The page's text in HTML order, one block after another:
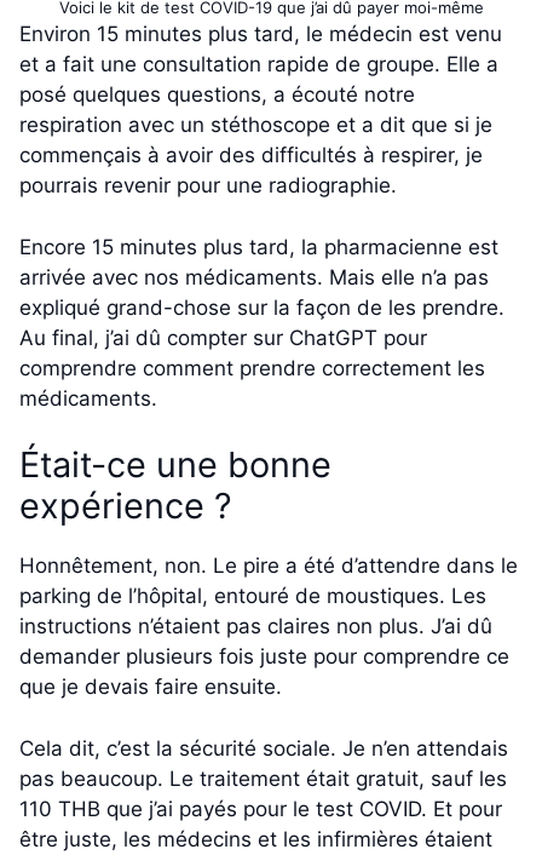
Voici le kit de test COVID-19 que j’ai dû payer moi-même
Environ 15 minutes plus tard, le médecin est venu
et a fait une consultation rapide de groupe. Elle a
posé quelques questions, a écouté notre
respiration avec un stéthoscope et a dit que si je
commençais à avoir des difficultés à respirer, je
pourrais revenir pour une radiographie.
Encore 15 minutes plus tard, la pharmacienne est
arrivée avec nos médicaments. Mais elle n’a pas
expliqué grand-chose sur la façon de les prendre.
Au final, j’ai dû compter sur ChatGPT pour
comprendre comment prendre correctement les
médicaments.
Était-ce une bonne
expérience ?
Honnêtement, non. Le pire a été d’attendre dans le
parking de l’hôpital, entouré de moustiques. Les
instructions n’étaient pas claires non plus. J’ai dû
demander plusieurs fois juste pour comprendre ce
que je devais faire ensuite.
Cela dit, c’est la sécurité sociale. Je n’en attendais
pas beaucoup. Le traitement était gratuit, sauf les
110 THB que j’ai payés pour le test COVID. Et pour
être juste, les médecins et les infirmières étaient